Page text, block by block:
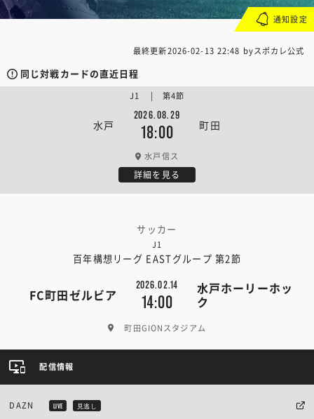
最終更新2026-02-13 22:48 byスポカレ公式
同じ対戦カードの直近日程
水戸
2026.08.29
18:00 町田
J1 | 第4節
水戸信ス
詳細を見る
サッカー
J1
百年構想リーグ EASTグループ 第2節
FC町田ゼルビア
2026.02.14
14:00
水戸ホーリーホッ
ク
町田GIONスタジアム
通知設定
配信情報
DAZN LIVE 見逃し